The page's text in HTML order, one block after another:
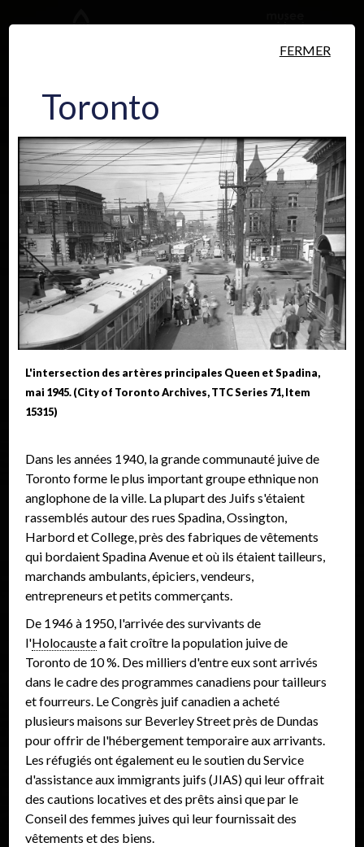
Personnes Lieux Événements
Toronto
FERMER
L'intersection des artères principales Queen et Spadina,
mai 1945. (City of Toronto Archives, TTC Series 71, Item
15315)
Dans les années 1940, la grande communauté juive de
Toronto forme le plus important groupe ethnique non
anglophone de la ville. La plupart des Juifs s'étaient
rassemblés autour des rues Spadina, Ossington,
Harbord et College, près des fabriques de vêtements
qui bordaient Spadina Avenue et où ils étaient tailleurs,
marchands ambulants, épiciers, vendeurs,
entrepreneurs et petits commerçants.
De 1946 à 1950, l'arrivée des survivants de
l'Holocaustea fait croître la population juive de
Toronto de 10 %. Des milliers d'entre eux sont arrivés
dans le cadre des programmes canadiens pour tailleurs
et fourreurs. Le Congrès juif canadien a acheté
plusieurs maisons sur Beverley Street près de Dundas
pour offrir de l'hébergement temporaire aux arrivants.
Les réfugiés ont également eu le soutien du Service
d'assistance aux immigrants juifs (JIAS) qui leur offrait
des cautions locatives et des prêts ainsi que par le
Conseil des femmes juives qui leur fournissait des
vêtements et des biens.